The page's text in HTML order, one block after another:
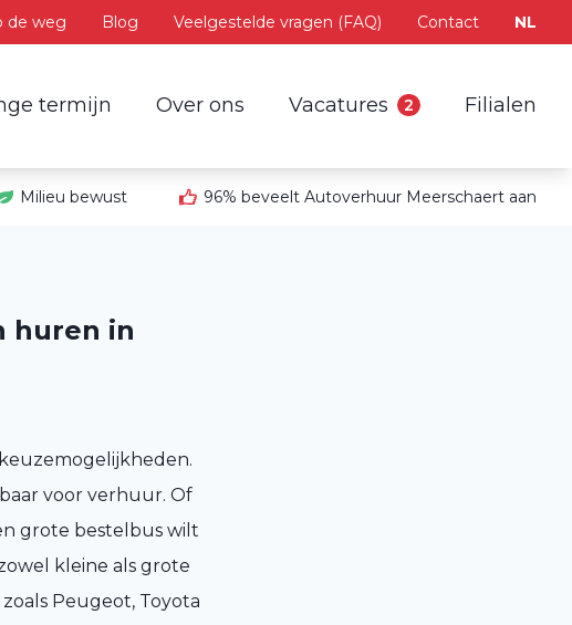
de weg Blog Veelgestelde vragen (FAQ) Contact NL
termijn Over ons Vacatures 2 Filialen
Milieu bewust 96% beveelt Autoverhuur Meerschaert aan
huren in
voor verhuur. Of
grote bestelbus wilt
kleine als grote
Peugeot, Toyota